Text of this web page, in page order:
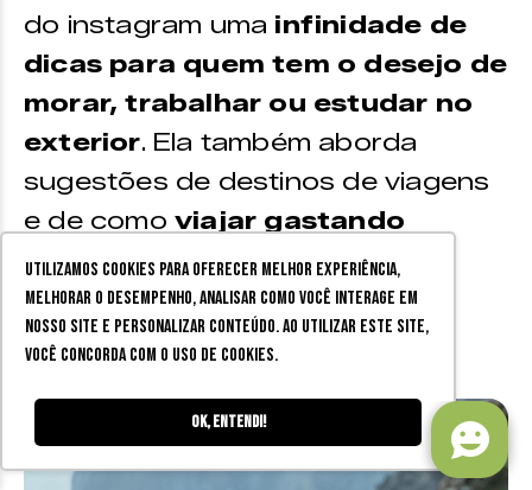
Utilizamos cookies para oferecer melhor experiência,
melhorar o desempenho, analisar como você interage em
nosso site e personalizar conteúdo. Ao utilizar este site,
você concorda com o uso de cookies.
Ok, entendi!
do instagram uma infinidade de
dicas para quem tem o desejo de
morar, trabalhar ou estudar no
exterior. Ela também aborda
sugestões de destinos de viagens
e de como viajar gastando
pouco.
Instagram:@vidamochileira